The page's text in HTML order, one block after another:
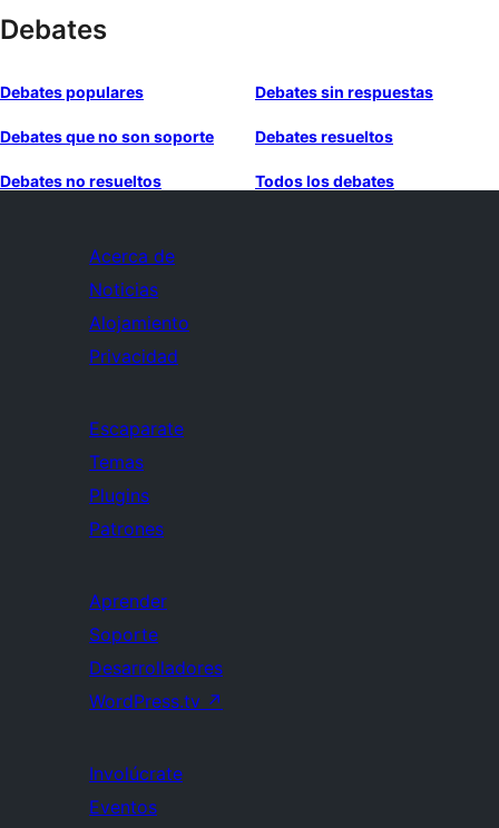
Debates
Debates populares Debates sin respuestas
Debates que no son soporte Debates resueltos
Debates no resueltos Todos los debates
Acerca de
Noticias
Alojamiento
Privacidad
Escaparate
Temas
Plugins
Patrones
Aprender
Soporte
Desarrolladores
WordPress.tv ↗
Involúcrate
Eventos